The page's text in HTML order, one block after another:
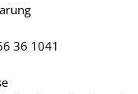
36 1041